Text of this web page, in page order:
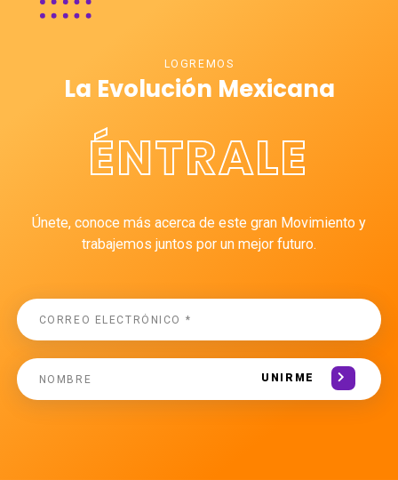
LOGREMOS
La Evolución Mexicana
ÉNTRALE
Únete, conoce más acerca de este gran Movimiento y
trabajemos juntos por un mejor futuro.
UNIRME